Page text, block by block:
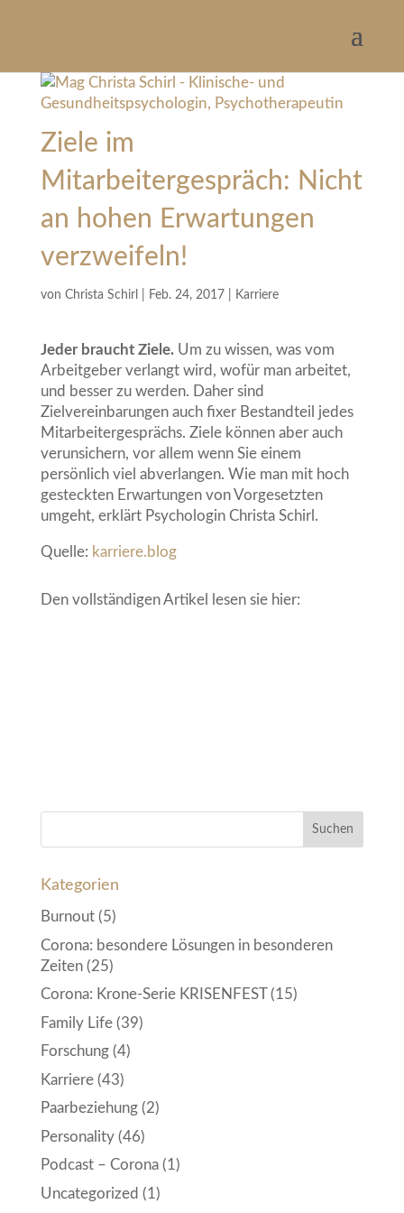
Ziele im
Mitarbeitergespräch: Nicht
an hohen Erwartungen
verzweifeln!
von Christa Schirl Feb. 24, 2017 Karriere
Jeder braucht Ziele.Um zu wissen, was vom
Arbeitgeber verlangt wird, wofür man arbeitet,
und besser zu werden. Daher sind
Zielvereinbarungen auch fixer Bestandteil jedes
Mitarbeitergesprächs. Ziele können aber auch
verunsichern, vor allem wenn Sie einem
persönlich viel abverlangen. Wie man mit hoch
gesteckten Erwartungen von Vorgesetzten
umgeht, erklärt Psychologin Christa Schirl.
Quelle: karriere.blog
Den vollständigen Artikel lesen sie hier:
Kategorien
Burnout(5)
Corona: besondere Lösungen in besonderen
Zeiten(25)
Corona: Krone-Serie KRISENFEST(15)
Family Life(39)
Forschung(4)
Karriere(43)
Paarbeziehung(2)
Personality(46)
Podcast – Corona(1)
Uncategorized (1)